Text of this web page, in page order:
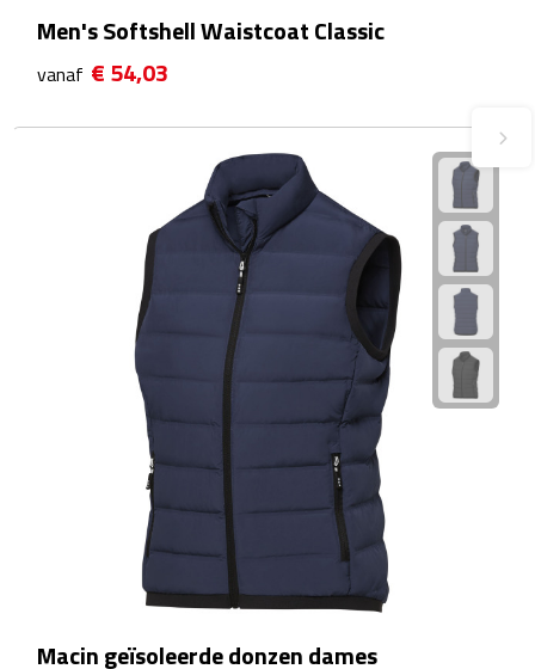
Briefopeners
Pennen etui's
Pennenhouders
Puntenslijpers
Rekenmachines
Document- & Schrijfmappen
Men's Softshell Waistcoat Classic
vanaf € 54,03
Macin geïsoleerde donzen dames